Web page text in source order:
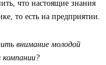
что настоящие знания
то есть на предприятии.
внимание молодой
компании?